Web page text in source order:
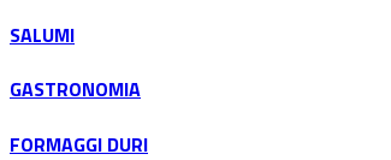
SALUMI
GASTRONOMIA
FORMAGGI DURI